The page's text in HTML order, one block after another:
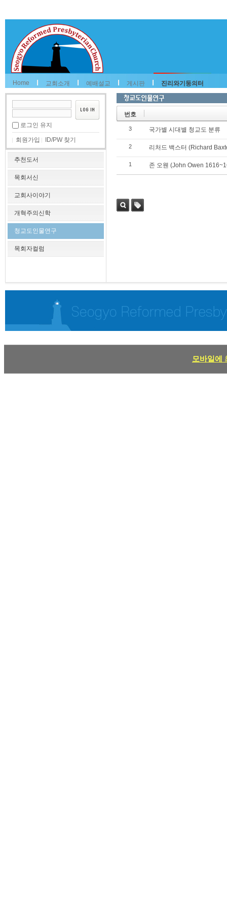
Home 교회소개 예배설교 게시판 진리와기둥의터
로그인 유지
회원가입 ID/PW 찾기
추천도서
목회서신
교회사이야기
개혁주의신학
청교도인물연구
목회자컬럼
번호
3 국가별 시대별 청교도 분류
2 리처드 백스터 (Richard
1 존 오웬 (John Owen
모바일에